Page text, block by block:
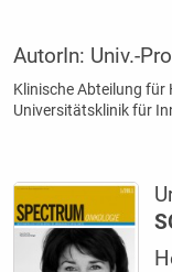
AutorIn: Univ.-
Klinische Abteilung für
Universitätsklinik für